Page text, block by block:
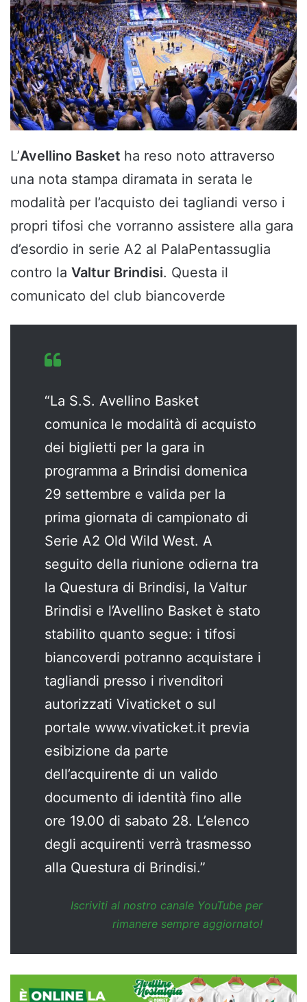
L’Avellino Basket ha reso noto attraverso
una nota stampa diramata in serata le
modalità per l’acquisto dei tagliandi verso i
propri tifosi che vorranno assistere alla gara
d’esordio in serie A2 al PalaPentassuglia
contro la Valtur Brindisi. Questa il
comunicato del club biancoverde
“La S.S. Avellino Basket
comunica le modalità di acquisto
dei biglietti per la gara in
programma a Brindisi domenica
29 settembre e valida per la
prima giornata di campionato di
Serie A2 Old Wild West. A
seguito della riunione odierna tra
la Questura di Brindisi, la Valtur
Brindisi e l’Avellino Basket è stato
stabilito quanto segue: i tifosi
biancoverdi potranno acquistare i
tagliandi presso i rivenditori
autorizzati Vivaticket o sul
portale www.vivaticket.it previa
esibizione da parte
dell’acquirente di un valido
documento di identità fino alle
ore 19.00 di sabato 28. L’elenco
degli acquirenti verrà trasmesso
alla Questura di Brindisi.”
Iscriviti al nostro canale YouTube per
rimanere sempre aggiornato!